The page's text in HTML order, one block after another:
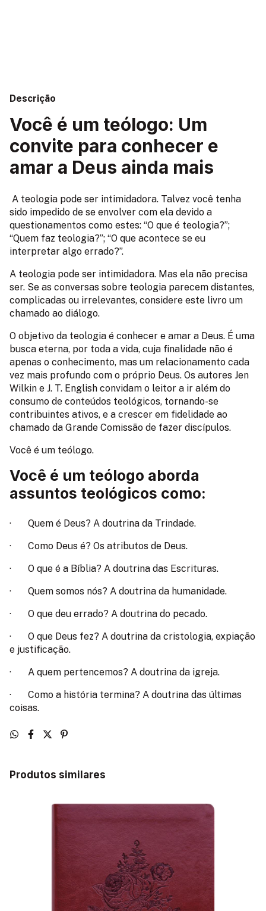
Descrição
Você é um teólogo: Um
convite para conhecer e
amar a Deus ainda mais
A teologia pode ser intimidadora. Talvez você tenha
sido impedido de se envolver com ela devido a
questionamentos como estes: “O que é teologia?”;
“Quem faz teologia?”; “O que acontece se eu
interpretar algo errado?”.
A teologia pode ser intimidadora. Mas ela não precisa
ser. Se as conversas sobre teologia parecem distantes,
complicadas ou irrelevantes, considere este livro um
chamado ao diálogo.
O objetivo da teologia é conhecer e amar a Deus. É uma
busca eterna, por toda a vida, cuja finalidade não é
apenas o conhecimento, mas um relacionamento cada
vez mais profundo com o próprio Deus. Os autores Jen
Wilkin e J. T. English convidam o leitor a ir além do
consumo de conteúdos teológicos, tornando-se
contribuintes ativos, e a crescer em fidelidade ao
chamado da Grande Comissão de fazer discípulos.
Você é um teólogo.
Você é um teólogo aborda
assuntos teológicos como:
· Quem é Deus? A doutrina da Trindade.
· Como Deus é? Os atributos de Deus.
· O que é a Bíblia? A doutrina das Escrituras.
· Quem somos nós? A doutrina da humanidade.
· O que deu errado? A doutrina do pecado.
· O que Deus fez? A doutrina da cristologia, expiação
e justificação.
· A quem pertencemos? A doutrina da igreja.
· Como a história termina? A doutrina das últimas
coisas.
Produtos similares